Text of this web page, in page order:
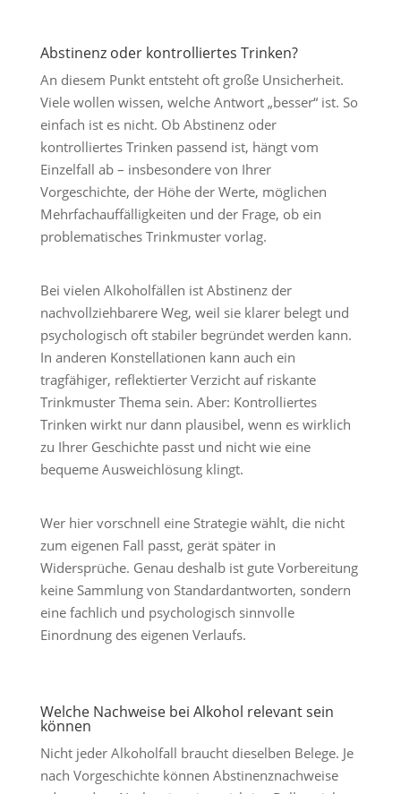
Abstinenz oder kontrolliertes Trinken?
An diesem Punkt entsteht oft große Unsicherheit.
Viele wollen wissen, welche Antwort „besser“ ist. So
einfach ist es nicht. Ob Abstinenz oder
kontrolliertes Trinken passend ist, hängt vom
Einzelfall ab – insbesondere von Ihrer
Vorgeschichte, der Höhe der Werte, möglichen
Mehrfachauffälligkeiten und der Frage, ob ein
problematisches Trinkmuster vorlag.
Bei vielen Alkoholfällen ist Abstinenz der
nachvollziehbarere Weg, weil sie klarer belegt und
psychologisch oft stabiler begründet werden kann.
In anderen Konstellationen kann auch ein
tragfähiger, reflektierter Verzicht auf riskante
Trinkmuster Thema sein. Aber: Kontrolliertes
Trinken wirkt nur dann plausibel, wenn es wirklich
zu Ihrer Geschichte passt und nicht wie eine
bequeme Ausweichlösung klingt.
Wer hier vorschnell eine Strategie wählt, die nicht
zum eigenen Fall passt, gerät später in
Widersprüche. Genau deshalb ist gute Vorbereitung
keine Sammlung von Standardantworten, sondern
eine fachlich und psychologisch sinnvolle
Einordnung des eigenen Verlaufs.
Welche Nachweise bei Alkohol relevant sein
können
Nicht jeder Alkoholfall braucht dieselben Belege. Je
nach Vorgeschichte können Abstinenznachweise